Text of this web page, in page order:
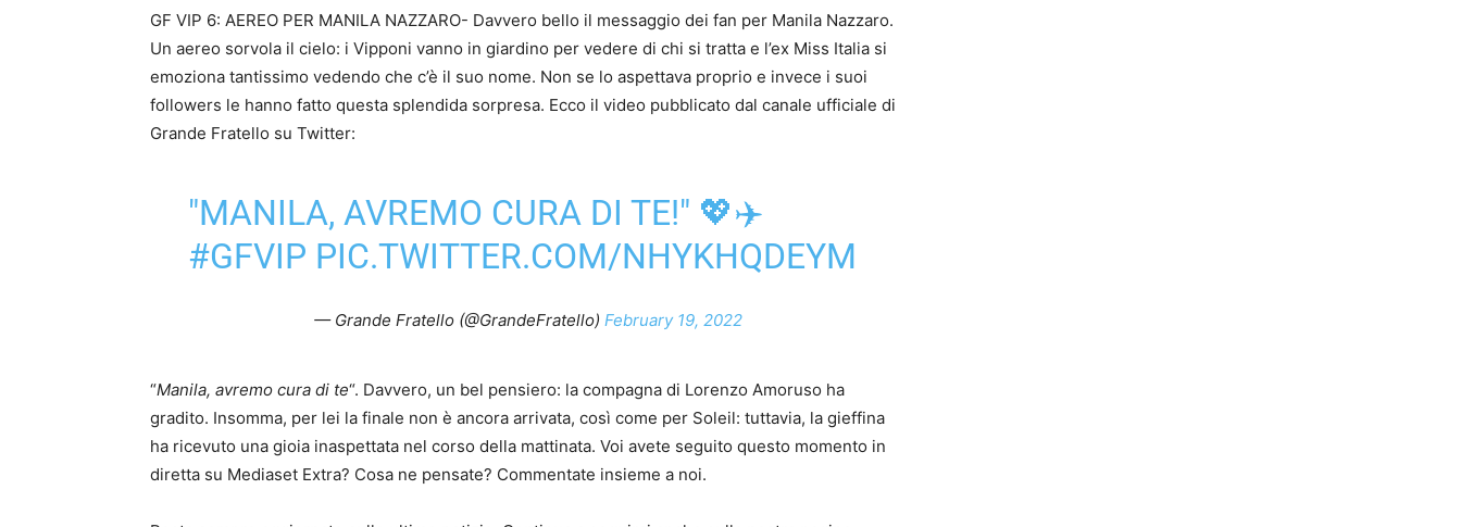
GF VIP 6: AEREO PER MANILA NAZZARO- Davvero bello il messaggio dei fan per Manila Nazzaro.
Un aereo sorvola il cielo: i Vipponi vanno in giardino per vedere di chi si tratta e l’ex Miss Italia si
emoziona tantissimo vedendo che c’è il suo nome. Non se lo aspettava proprio e invece i suoi
followers le hanno fatto questa splendida sorpresa. Ecco il video pubblicato dal canale ufficiale di
Grande Fratello su Twitter:
"MANILA, AVREMO CURA DI TE!" 💖✈️
#GFVIP PIC.TWITTER.COM/NHYKHQDEYM
— Grande Fratello (@GrandeFratello) February 19, 2022
“Manila, avremo cura di te“. Davvero, un bel pensiero: la compagna di Lorenzo Amoruso ha
gradito. Insomma, per lei la finale non è ancora arrivata, così come per Soleil: tuttavia, la gieffina
ha ricevuto una gioia inaspettata nel corso della mattinata. Voi avete seguito questo momento in
diretta su Mediaset Extra? Cosa ne pensate? Commentate insieme a noi.